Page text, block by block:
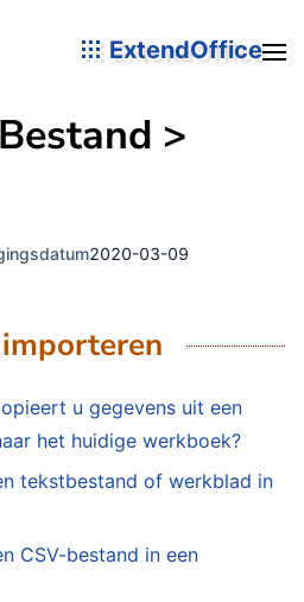
ExtendOffice
>
2020-03-09
u gegevens uit een
het huidige werkboek?
tekstbestand of werkblad in
CSV-bestand in een